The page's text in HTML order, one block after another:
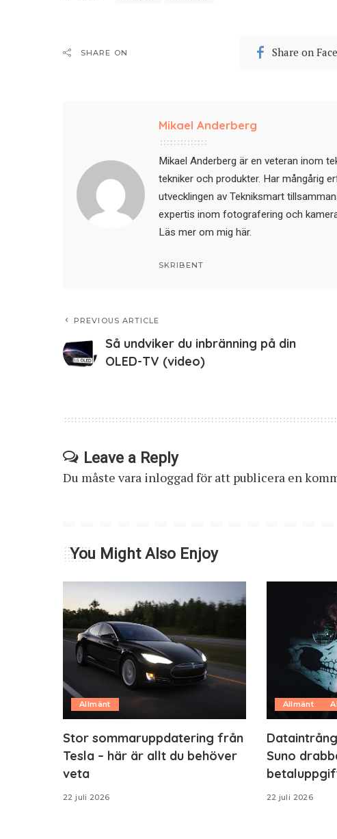
SHARE ON Share on
Mikael Anderberg
Mikael Anderberg är en veteran inom
tekniker och produkter. Har mångårig
utvecklingen av Tekniksmart
expertis inom fotografering och
Läs mer om mig här.
SKRIBENT
PREVIOUS ARTICLE
Så undviker du inbränning på din
OLED-TV (video)
Leave a Reply
Du måste vara inloggadför att publicera en
You Might Also Enjoy
Allmänt
Stor sommaruppdatering från
Tesla – här är allt du behöver
veta
22 juli 2026
Allmänt AI
Suno
22 juli 2026